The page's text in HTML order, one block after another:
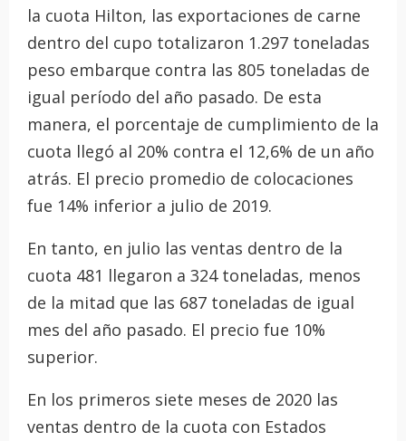
la cuota Hilton, las exportaciones de carne
dentro del cupo totalizaron 1.297 toneladas
peso embarque contra las 805 toneladas de
igual período del año pasado. De esta
manera, el porcentaje de cumplimiento de la
cuota llegó al 20% contra el 12,6% de un año
atrás. El precio promedio de colocaciones
fue 14% inferior a julio de 2019.
En tanto, en julio las ventas dentro de la
cuota 481 llegaron a 324 toneladas, menos
de la mitad que las 687 toneladas de igual
mes del año pasado. El precio fue 10%
superior.
En los primeros siete meses de 2020 las
ventas dentro de la cuota con Estados